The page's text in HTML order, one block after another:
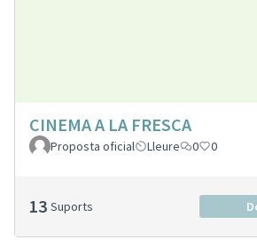
CINEMA A LA FRESCA
Proposta oficial Lleure 0 0
13 Suports